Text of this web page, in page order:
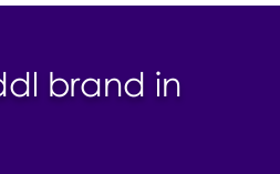
brand in